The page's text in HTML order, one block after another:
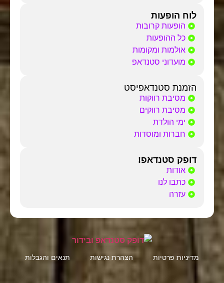
לוח הופעות
הופעות קרובות
כל ההופעות
אולמות ומקומות
מועדוני סטנדאפ
הזמנת סטנדאפיסט
מסיבת רווקות
מסיבת רווקים
ימי הולדת
חברות ומוסדות
דופק סטנדאפ!
אודות
כתבו לנו
עזרה
מדיניות פרטיות הצהרת נגישות תנאים והגבלות